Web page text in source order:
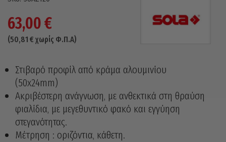
63,00€
(50,81 € χωρίς Φ.Π.Α)
Στιβαρό προφίλ από κράμα αλουμινίου
(50x24mm)
Ακριβέστερη ανάγνωση, με ανθεκτικά στη θραύση
φιαλίδια, με μεγεθυντικό φακό και εγγύηση
στεγανότητας.
Μέτρηση : οριζόντια, κάθετη.